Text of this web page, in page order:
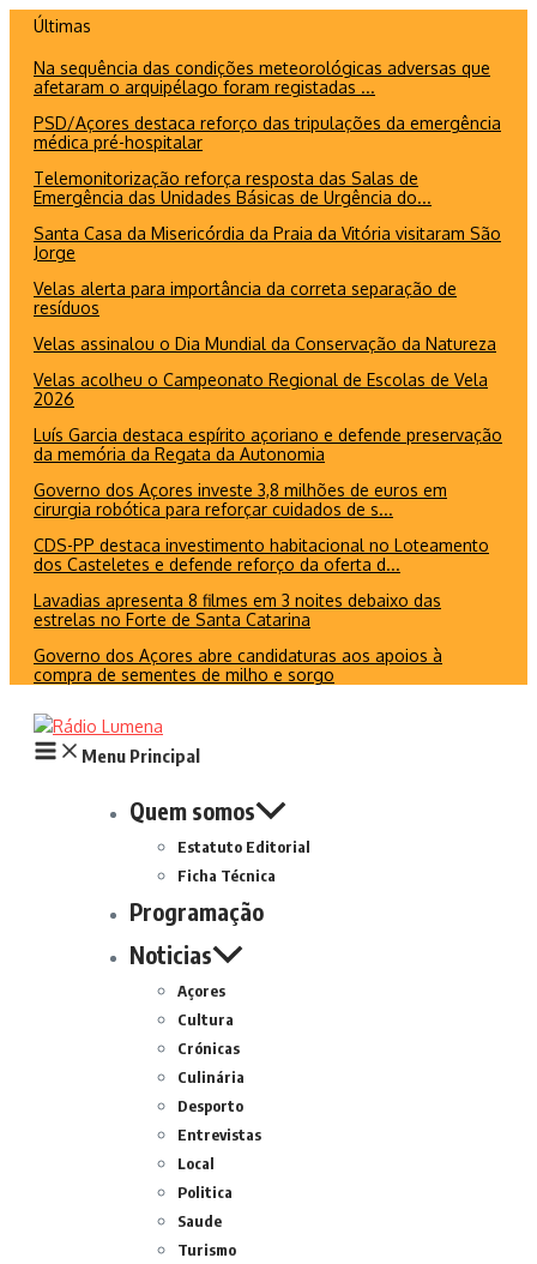
conteúdo
Últimas
Na sequência das condições meteorológicas adversas que
afetaram o arquipélago foram registadas ...
PSD/Açores destaca reforço das tripulações da emergência
médica pré-hospitalar
Telemonitorização reforça resposta das Salas de
Emergência das Unidades Básicas de Urgência do...
Santa Casa da Misericórdia da Praia da Vitória visitaram São
Jorge
Velas alerta para importância da correta separação de
resíduos
Velas assinalou o Dia Mundial da Conservação da Natureza
Velas acolheu o Campeonato Regional de Escolas de Vela
2026
Luís Garcia destaca espírito açoriano e defende preservação
da memória da Regata da Autonomia
Governo dos Açores investe 3,8 milhões de euros em
cirurgia robótica para reforçar cuidados de s...
CDS-PP destaca investimento habitacional no Loteamento
dos Casteletes e defende reforço da oferta d...
Lavadias apresenta 8 filmes em 3 noites debaixo das
estrelas no Forte de Santa Catarina
Governo dos Açores abre candidaturas aos apoios à
compra de sementes de milho e sorgo
Menu Principal
Quem somos
Estatuto Editorial
Ficha Técnica
Programação
Noticias
Açores
Cultura
Crónicas
Culinária
Desporto
Entrevistas
Local
Politica
Saude
Turismo